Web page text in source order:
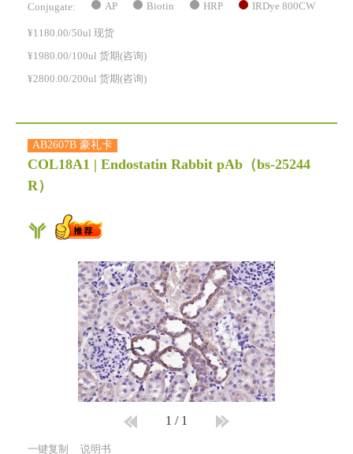
Conjugate: AP Biotin HRP IRDye 800CW
¥1180.00/50ul 现货
¥1980.00/100ul 货期(咨询)
¥2800.00/200ul 货期(咨询)
AB2607B 豪礼卡
COL18A1 | Endostatin Rabbit pAb （bs-25244
R）
1 / 1
一键复制 说明书